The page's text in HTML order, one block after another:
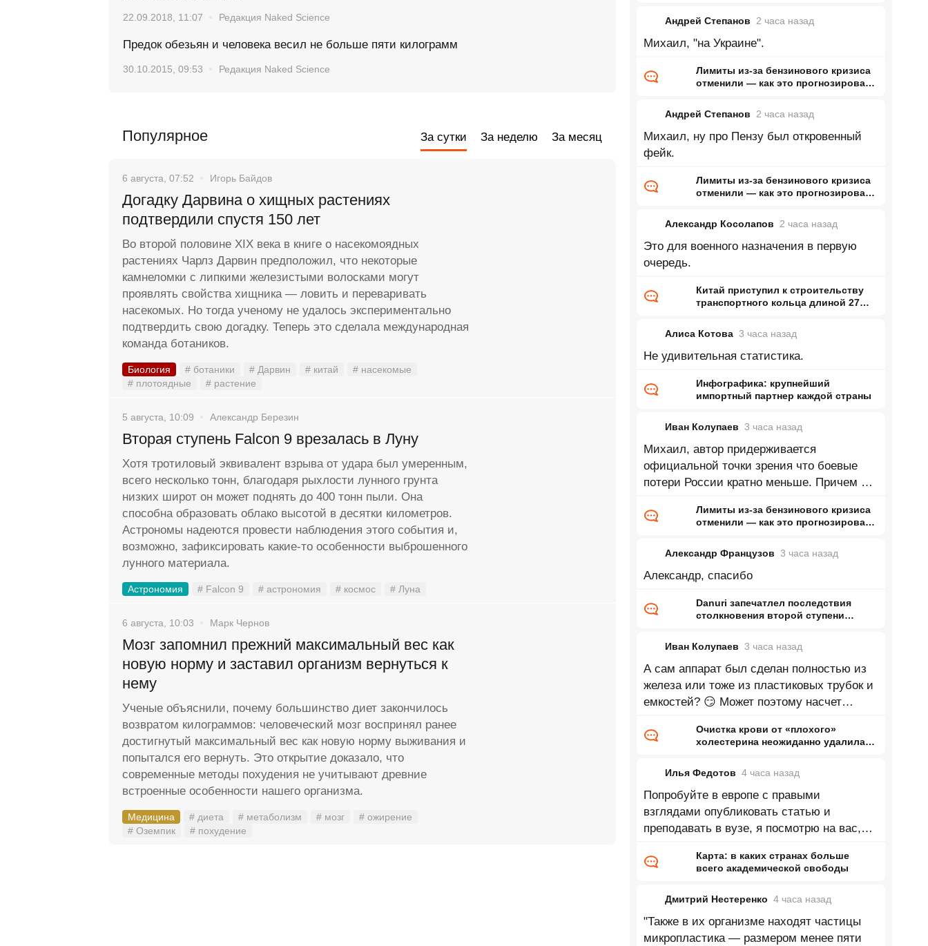
22.09.2018, 11:07 Редакция Naked Science
Предок обезьян и человека весил не больше пяти килограмм
30.10.2015, 09:53 Редакция Naked Science
Популярное За сутки За неделю За месяц
6 августа, 07:52 Игорь Байдов
Догадку Дарвина о хищных растениях
подтвердили спустя 150 лет
Во второй половине XIX века в книге о насекомоядных
растениях Чарлз Дарвин предположил, что некоторые
камнеломки с липкими железистыми волосками могут
проявлять свойства хищника — ловить и переваривать
насекомых. Но тогда ученому не удалось экспериментально
подтвердить свою догадку. Теперь это сделала международная
команда ботаников.
Биология # ботаники # Дарвин # китай
# насекомые
# плотоядные
# растение
5 августа, 10:09 Александр Березин
Вторая ступень Falcon 9 врезалась в Луну
Хотя тротиловый эквивалент взрыва от удара был умеренным,
всего несколько тонн, благодаря рыхлости лунного грунта
низких широт он может поднять до 400 тонн пыли. Она
способна образовать облако высотой в десятки километров.
Астрономы надеются провести наблюдения этого события и,
возможно, зафиксировать какие-то особенности выброшенного
лунного материала.
Астрономия # Falcon 9 # астрономия # космос # Луна
6 августа, 10:03 Марк Чернов
Мозг запомнил прежний максимальный вес как
новую норму и заставил организм вернуться к
нему
Ученые объяснили, почему большинство диет закончилось
возвратом килограммов: человеческий мозг воспринял ранее
достигнутый максимальный вес как новую норму выживания и
попытался его вернуть. Это открытие доказало, что
современные методы похудения не учитывают древние
встроенные особенности нашего организма.
Медицина # диета # метаболизм # мозг
# ожирение
# Оземпик
# похудение
Андрей Степанов
2 часа назад
Михаил, "на Украине".
Лимиты из-за бензинового кризиса
отменили — как это прогнозировал
Андрей Степанов
2 часа назад
Михаил, ну про Пензу был откровенный
фейк.
Лимиты из-за бензинового кризиса
отменили — как это прогнозировал
Александр Косолапов
2 часа назад
Это для военного назначения в первую
очередь.
Китай приступил к строительству
транспортного кольца длиной 27
Алиса Котова 3 часа назад
Не удивительная статистика.
Инфографика: крупнейший
импортный партнер каждой страны
Иван Колупаев 3 часа назад
Михаил, автор придерживается
официальной точки зрения что боевые
потери России кратно меньше. Причем по
Лимиты из-за бензинового кризиса
отменили — как это прогнозировал
Александр Французов 3 часа назад
Александр, спасибо
Danuri запечатлел последствия
столкновения второй ступени
Иван Колупаев 3 часа назад
А сам аппарат был сделан полностью из
железа или тоже из пластиковых трубок и
емкостей? 😏 Может поэтому насчет
Очистка крови от «плохого»
холестерина неожиданно удалила
Илья Федотов 4 часа назад
Попробуйте в европе с правыми
взглядами опубликовать статью и
преподавать в вузе, я посмотрю на вас,
и
Карта: в каких странах больше
всего академической свободы
Дмитрий Нестеренко 4 часа назад
"Также в их организме находят частицы
микропластика — размером менее пяти